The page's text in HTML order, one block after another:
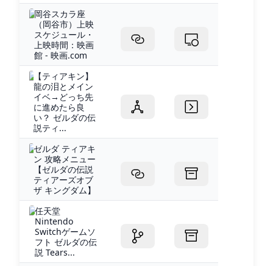
岡谷スカラ座
（岡谷市）上映
スケジュール・
上映時間：映画
館 - 映画.com
【ティアキン】
龍の泪とメイン
イベ→どっち先
に進めたら良
い？ ゼルダの伝
説ティ...
ゼルダ ティアキ
ン 攻略メニュー
【ゼルダの伝説
ティアーズオブ
ザ キングダム】
任天堂
Nintendo
Switchゲームソ
フト ゼルダの伝
説 Tears...